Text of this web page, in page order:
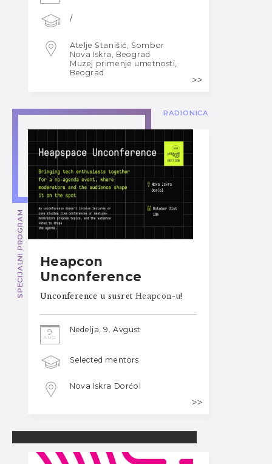
/
Atelje Stanišić, Sombor
Nova Iskra, Beograd
Muzej primenje umetnosti,
Beograd
RADIONICA
SPECIJALNI PROGRAM
Heapcon
Unconference
Unconference u susret Heapcon-u!
9
AUG
Nedelja, 9. Avgust
Selected mentors
Nova Iskra Dorćol